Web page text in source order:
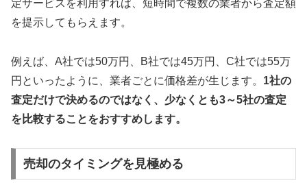
定サービスを利用すれば、短時間で複数の業者から査定額
を提示してもらえます。
例えば、A社では50万円、B社では45万円、C社では55万
円といったように、業者ごとに価格差が生じます。 1社の
査定だけで決めるのではなく、少なくとも3～5社の査定
を比較することをおすすめします。
売却のタイミングを見極める